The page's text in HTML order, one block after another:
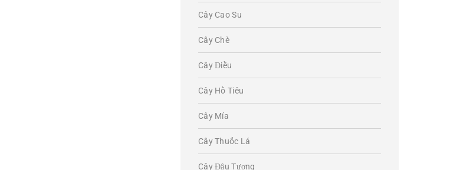
Cây Cao Su
Cây Chè
Cây Điều
Cây Hồ Tiêu
Cây Mía
Cây Thuốc Lá
Cây Đậu Tương